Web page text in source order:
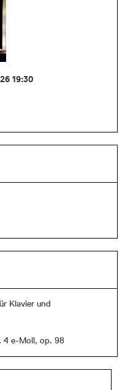
19:30
Klavier und
4 e-Moll, op. 98